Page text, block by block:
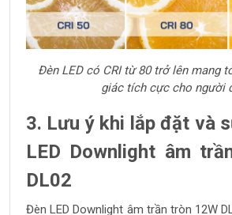
Đèn LED có CRI từ 80 trở lên mang
giác tích cực cho người
3. Lưu ý khi lắp đặt và
LED Downlight âm
DL02
Đèn LED Downlight âm trần tròn 12W